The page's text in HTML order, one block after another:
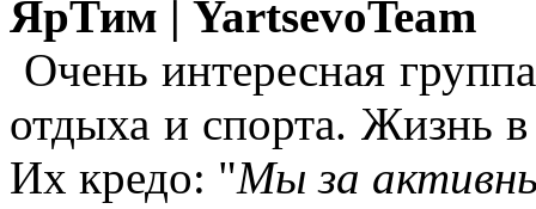
ЯрТим | YartsevoTeam
Очень интересная
отдыха и спорта. Жизнь
Их кредо: "Мы за